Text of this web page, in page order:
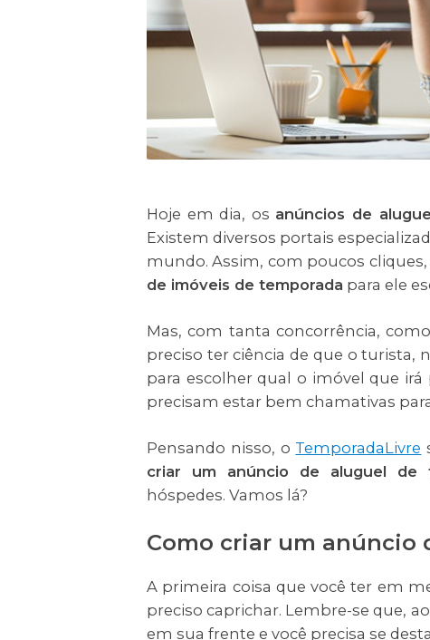
Hoje em dia, os anúncios de
Existem diversos portais
mundo. Assim, com poucos
de imóveis de temporada para ele
Mas, com tanta concorrência,
preciso ter ciência de que o turista,
para escolher qual o imóvel que irá
precisam estar bem chamativas
Pensando nisso, o TemporadaLivre
criar um anúncio de aluguel de
hóspedes. Vamos lá?
Como criar um anúncio
A primeira coisa que você ter em
preciso caprichar. Lembre-se que,
em sua frente e você precisa se